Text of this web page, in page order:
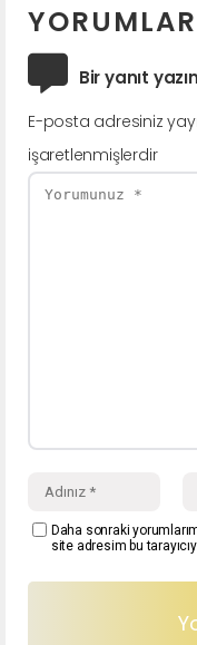
YORUMLAR
Bir yanıt yazın
E-posta adresiniz
işaretlenmişlerdir
Daha sonraki
site adresim bu